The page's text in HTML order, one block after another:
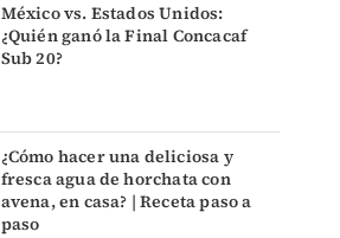
México vs. Estados Unidos:
¿Quién ganó la Final Concacaf
Sub 20?
¿Cómo hacer una deliciosa y
fresca agua de horchata con
avena, en casa? | Receta paso a
paso